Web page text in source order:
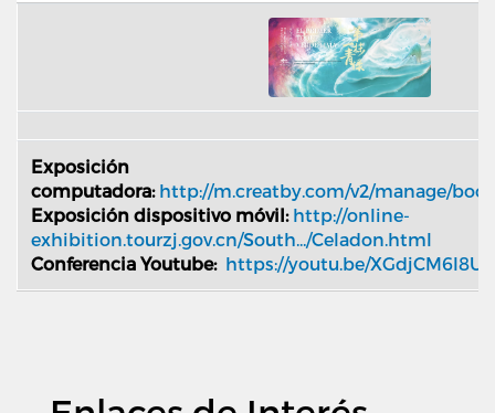
Exposición
computadora: http://m.creatby.com/v2/manage/
Exposición dispositivo móvil: http://online-
exhibition.tourzj.gov.cn/South.../Celadon.html
Conferencia Youtube: https://youtu.be/